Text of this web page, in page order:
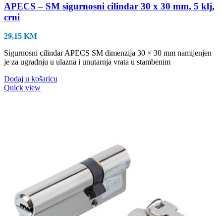
APECS – SM sigurnosni cilindar 30 x 30 mm, 5 klj,
crni
29,15 KM
Sigurnosni cilindar APECS SM dimenzija 30 × 30 mm namijenjen
je za ugradnju u ulazna i unutarnja vrata u stambenim
Dodaj u košaricu
Quick view